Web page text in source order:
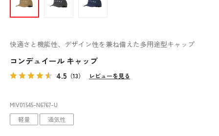
快適さと機能性、デザイン性を兼ね備えた多用途型キャップ
コンデュイール キャップ
4.5 （13） レビューを見る
MIV01545-N6767-U
軽量
通気性